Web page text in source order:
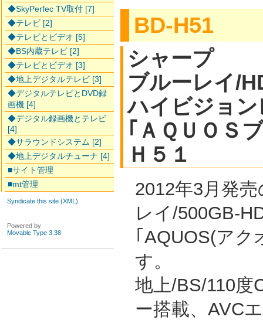
BD-H51
シャープ
ブルーレイ/
ハイビジョ
｢ＡＱＵＯＳ
Ｈ５１
2012年3月発
レイ/500GB-
｢AQUOS(アク
す。
地上/BS/110度
ー搭載、AVC
◆SkyPerfec TV取付 [7]
◆テレビ [2]
◆テレビとビデオ [5]
◆BS内蔵テレビ [2]
◆テレビとビデオ [3]
◆地上デジタルテレビ [3]
◆デジタルテレビとDVD録
画機 [4]
◆デジタル録画機とテレビ
[4]
◆サラウンドシステム [2]
◆地上デジタルチューナ [4]
■サイト管理
■mt管理
Syndicate this site (XML)
Powered by
Movable Type 3.38